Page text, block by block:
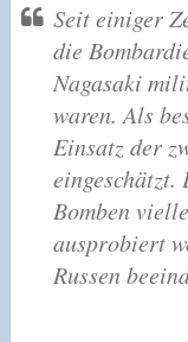
Seit einiger
die
Nagasaki
waren. Als
Einsatz der
eingeschätzt.
Bomben
ausprobiert
Russen